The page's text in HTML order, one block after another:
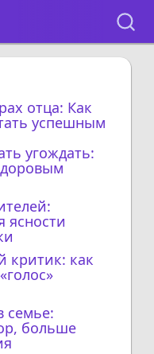
отца: Как
успешным
угождать:
ясности
критик: как
семье:
больше